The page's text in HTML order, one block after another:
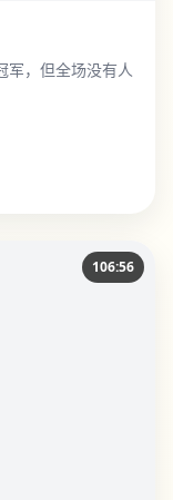
军，但全场没有人
106:56